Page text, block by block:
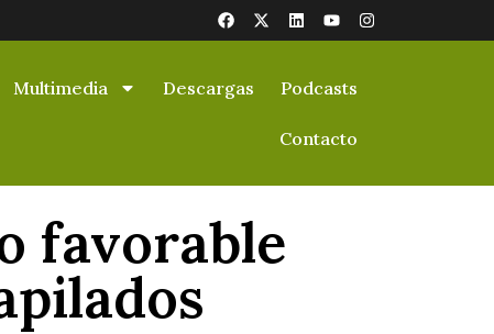
Multimedia Descargas Podcasts
Contacto
favorable